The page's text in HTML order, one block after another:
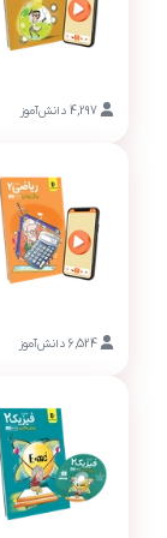
4,297 دانش‌آموز
6,524 دانش‌آموز